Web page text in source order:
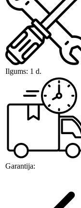
Ilgums: 1 d.
Garantija: